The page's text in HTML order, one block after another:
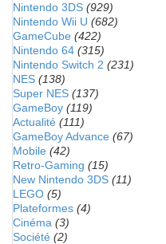
Nintendo 3DS (929)
Nintendo Wii U (682)
GameCube (422)
Nintendo 64 (315)
Nintendo Switch 2 (231)
NES (138)
Super NES (137)
GameBoy (119)
Actualité (111)
GameBoy Advance (67)
Mobile (42)
Retro-Gaming (15)
New Nintendo 3DS (11)
LEGO (5)
Plateformes (4)
Cinéma (3)
Société (2)